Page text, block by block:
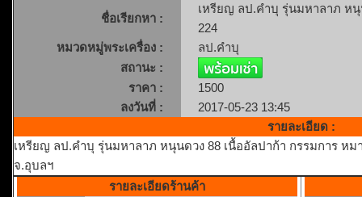
ชื่อเรียกหา :
เหรียญ ลป.คำบุ รุ่นมหาลาภ หนุ
224
หมวดหมู่พระเครื่อง :
ลป.คำบุ
สถานะ :
ราคา :
1500
ลงวันที่ :
2017-05-23 13:45
รายละเอียด :
เหรียญ ลป.คำบุ รุ่นมหาลาภ หนุนดวง 88 เนื้ออัลปาก้า กรรมการ ห
จ.อุบลฯ
รายละเอียดร้านค้า